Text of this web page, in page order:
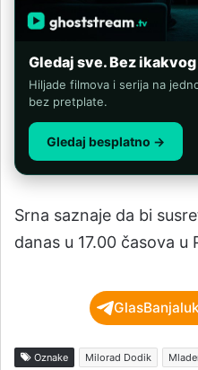
Gledaj sve. Bez
Hiljade filmova i serija na
bez pretplate.
Gledaj besplatno →
Srna saznaje da bi
danas u 17.00 časova u
Oznake Milorad Dodik